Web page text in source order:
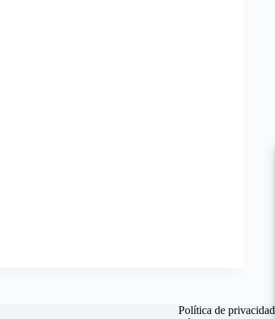
Política de privacidad